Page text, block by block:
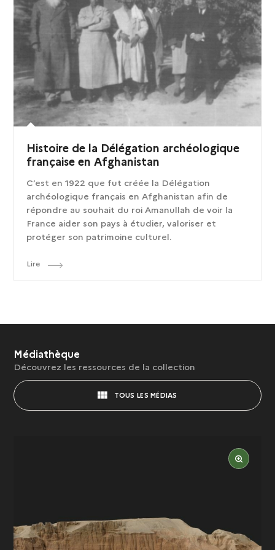
Histoire de la Délégation archéologique
française en Afghanistan
C’est en 1922 que fut créée la Délégation
archéologique français en Afghanistan afin de
répondre au souhait du roi Amanullah de voir la
France aider son pays à étudier, valoriser et
protéger son patrimoine culturel.
Lire
Médiathèque
Découvrez les ressources de la collection
TOUS LES MÉDIAS